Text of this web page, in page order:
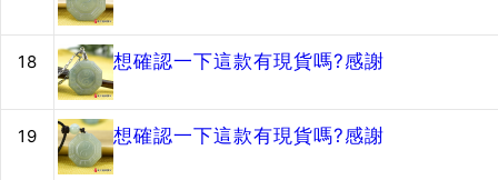
18 想確認一下這款有現貨嗎?感謝
19 想確認一下這款有現貨嗎?感謝